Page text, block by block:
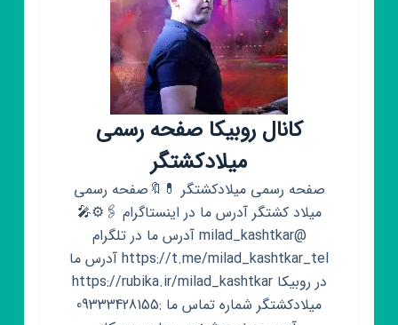
کانال روبیکا صفحه رسمی
میلادکشتگر
صفحه رسمی میلادکشتگر 💊🔖صفحه رسمی
میلاد کشتگر آدرس ما در اینستاگرام 🖇️⚙️🎤
@milad_kashtkar آدرس ما در تلگرام
https://t.me/milad_kashtkar_tel آدرس ما
در روبیکا https://rubika.ir/milad_kashtkar
میلادکشتگر شماره تماس ما :09333428155